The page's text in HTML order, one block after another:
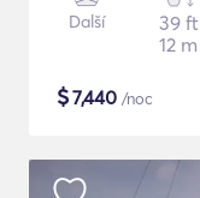
Další
39 ft
12 m
$7,440 /noc